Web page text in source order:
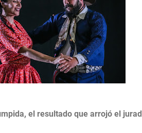
el resultado que arrojó el